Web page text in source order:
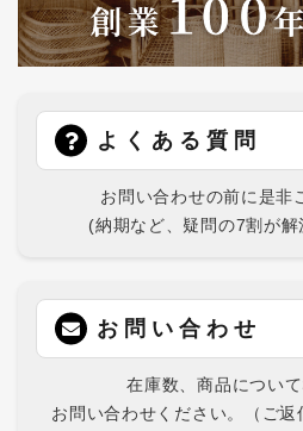
よくある質問
お問い合わせの前に是非
(納期など、疑問の7割が
お問い合わせ
在庫数、商品につい
お問い合わせください。（ご返